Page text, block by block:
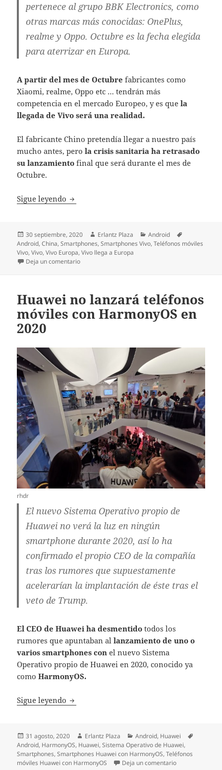
pertenece al grupo BBK Electronics, como
otras marcas más conocidas: OnePlus,
realme y Oppo. Octubre es la fecha elegida
para aterrizar en Europa.
A partir del mes de Octubre fabricantes como
Xiaomi, realme, Oppo etc … tendrán más
competencia en el mercado Europeo, y es quela
llegada de Vivo será una realidad.
El fabricante Chino pretendía llegar a nuestro país
mucho antes, perola crisis sanitaria ha retrasado
su lanzamiento final que será durante el mes de
Octubre.
Sigue leyendo Vivo llegará a nuestro país en Octubre
Publicado
el
30 septiembre, 2020 Autor
Erlantz Plaza Categorías
Android
Android,China,Smartphones,Smartphones Vivo,Teléfonos móviles
Vivo,Vivo,Vivo Europa,Vivo llega a Europa
Deja un comentarioen Vivo llegará a nuestro país en Octubre
Huawei no lanzará teléfonos
móviles con HarmonyOS en
2020
rhdr
El nuevo Sistema Operativo propio de
Huawei no verá la luz en ningún
smartphone durante 2020, así lo ha
confirmado el propio CEO de la compañía
tras los rumores que supuestamente
acelerarían la implantación de éste tras el
veto de Trump.
El CEO de Huawei ha desmentido todos los
rumores que apuntaban allanzamiento de uno o
varios smartphones con el nuevo Sistema
Operativo propio de Huawei en 2020, conocido ya
comoHarmonyOS.
Sigue leyendo Huawei no lanzará teléfonos móviles con
Publicado
el
31 agosto, 2020 Autor
Erlantz Plaza Categorías
Android, Huawei
Android, HarmonyOS, Huawei,Sistema Operativo de Huawei,
Smartphones,Smartphones Huawei con HarmonyOS,Teléfonos
móviles Huawei con HarmonyOS
Deja un comentarioen Huawei no